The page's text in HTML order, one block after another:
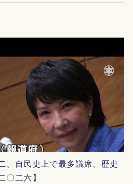
、自民史上で最多議席、歴史
〇二六】